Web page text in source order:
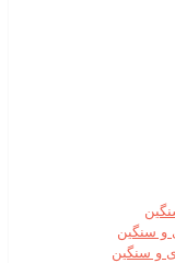
و سنگین
و سنگین